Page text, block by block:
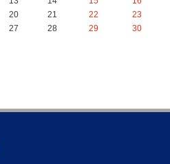
20 21 22
23
27 28 29
30